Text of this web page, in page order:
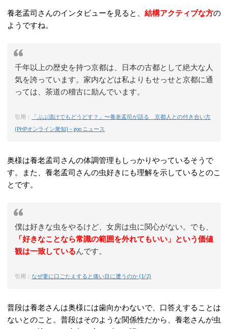
養老孟司さんのインタビューを見ると、 結構アクティブな方の
ようですね。
千年以上の歴史を持つ京都は、日本の古都として絶大な人
気を誇っています。家内などは私よりもせっせと京都に通
っては、茶道の稽古に励んでいます。
引用：
「ぶぶ漬けでもどうどす？」〜養老孟司が語る 京都人との付き合い方
(PHPオンライン衆知) – goo ニュース
奥様は養老孟司さんの体調管理もしっかりやっているそうで
す。また、養老孟司さんの虫好きにも理解を示しているとのこ
とです。
僕は好きな虫をやるけど、女房は虫に関心がない。でも、
「好きなことなら常識の範囲を外れてもいい」という価値
観は一致しているんです。
引用： なぜ妻に口ごたえすると痛い目に遭うのか (1/2)
普段は養老さんは奥様には歯向かわないで、口答えすることは
ないとのこと。普段はそのような関係性だから、養老さんが虫